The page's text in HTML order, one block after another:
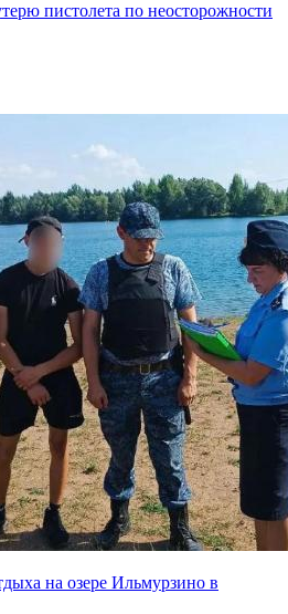
пистолета по неосторожности
на озере Ильмурзино в